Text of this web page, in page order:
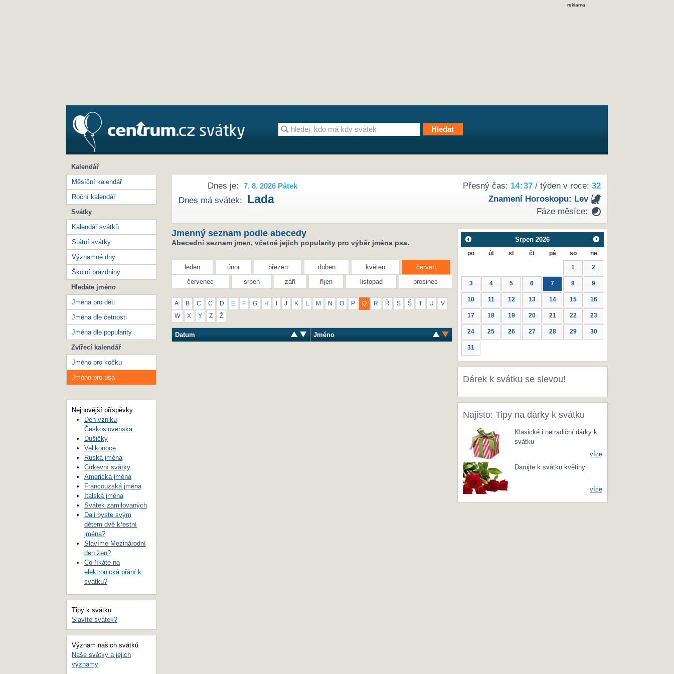
reklama
Přesný čas: 14:37/ týden v roce: 32
Znamení Horoskopu: Lev
Fáze měsíce:
Dnes je: 7. 8. 2026 Pátek
Dnes má svátek: Lada
Jmenný seznam podle abecedy
Abecední seznam jmen, včetně jejich popularity pro výběr jména psa.
leden únor březen duben květen
červen
červenec
srpen září říjen listopad prosinec
A B C Č D E F G H J K M N O P Q R Ř S Š T U V
W X Y Z Ž
Datum Jméno
Srpen 2026
po út st čt pá so ne
1 2
3 4 5 6 7 8 9
10 11 12 13 14 15 16
17 18 19 20 21 22 23
24 25 26 27 28 29 30
31
Dárek k svátku se slevou!
Najisto: Tipy na dárky k svátku
Klasické i netradiční dárky k
svátku
více
Darujte k svátku květiny
více
Kalendář
Měsíční kalendář
Roční kalendář
Svátky
Kalendář svátků
Státní svátky
Významné dny
Školní prázdniny
Hledáte jméno
Jména pro děti
Jména dle četnosti
Jména dle popularity
Zvířecí kalendář
Jméno pro kočku
Jméno pro psa
Nejnovější příspěvky
Den vzniku
Československa
Dušičky
Velikonoce
Ruská jména
Církevní svátky
Americká jména
Francouzská jména
Italská jména
Svátek zamilovaných
Dali byste svým
dětem dvě křestní
jména?
Slavíme Mezinárodní
den žen?
Co říkáte na
elektronická přání k
svátku?
Tipy k svátku
Slavíte svátek?
Význam našich svátků
Naše svátky a jejich
významy